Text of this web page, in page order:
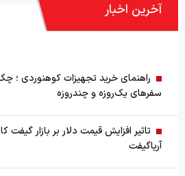
آخرین اخبار
راهنمای خرید تجهیزات کوهنوردی ؛
سفرهای یک‌روزه و چندروزه
تاثیر افزایش قیمت دلار بر بازار گیفت
آریاگیفت